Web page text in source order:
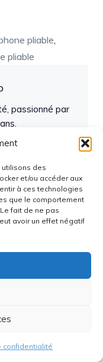
utilisons des
et/ou accéder aux
à ces technologies
que le comportement
fait de ne pas
avoir un effet négatif
confidentialité
pliable,
pliable
passionné par
la création de
les
500